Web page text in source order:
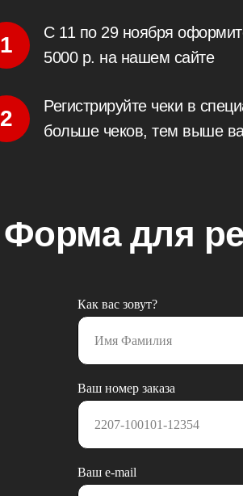
Регистрируйте чеки в
больше чеков, тем выше
2
Как вас зовут?
Ваш номер заказа
Ваш e-mail
Форма для
1
С 11 по 29 ноября
5000 р. на нашем сайте